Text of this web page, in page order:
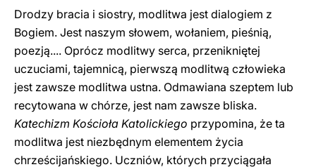
Drodzy bracia i siostry, modlitwa jest dialogiem z
Bogiem. Jest naszym słowem, wołaniem, pieśnią,
poezją.... Oprócz modlitwy serca, przenikniętej
uczuciami, tajemnicą, pierwszą modlitwą człowieka
jest zawsze modlitwa ustna. Odmawiana szeptem lub
recytowana w chórze, jest nam zawsze bliska.
Katechizm Kościoła Katolickiego przypomina, że ta
modlitwa jest niezbędnym elementem życia
chrześcijańskiego. Uczniów, których przyciągała